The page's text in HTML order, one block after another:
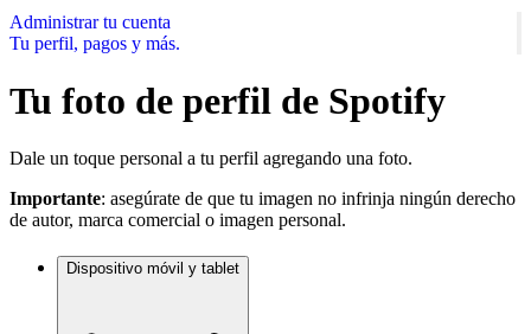
Administrar tu cuenta
Tu perfil, pagos y más.
Tu foto de perfil de Spotify
Dale un toque personal a tu perfil agregando una foto.
Importante: asegúrate de que tu imagen no infrinja ningún derecho
de autor, marca comercial o imagen personal.
Dispositivo móvil y tablet